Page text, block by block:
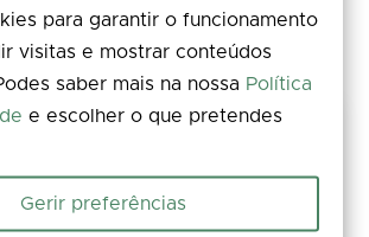
para garantir o funcionamento
visitas e mostrar conteúdos
saber mais na nossa Política
e escolher o que pretendes
Gerir preferências